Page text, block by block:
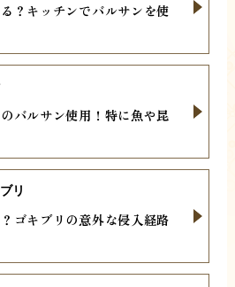
？キッチンでバルサンを使
バルサン使用！特に魚や昆
ゴキブリの意外な侵入経路
リ